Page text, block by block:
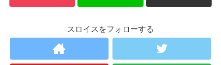
スロイスをフォローする